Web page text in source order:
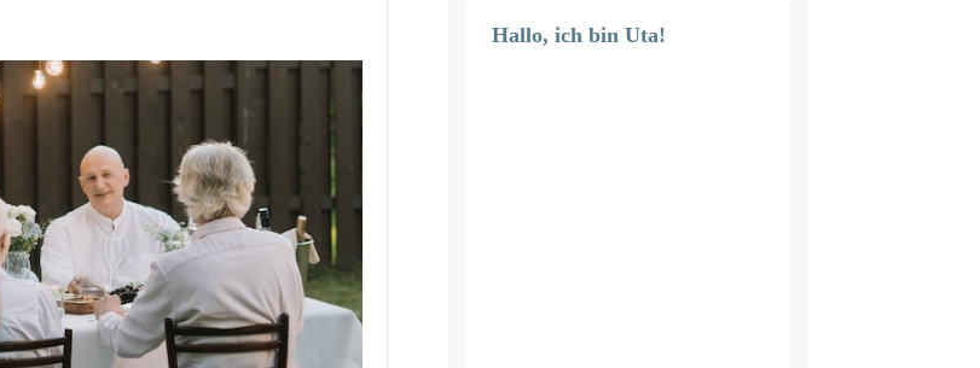
Hallo, ich bin Uta!